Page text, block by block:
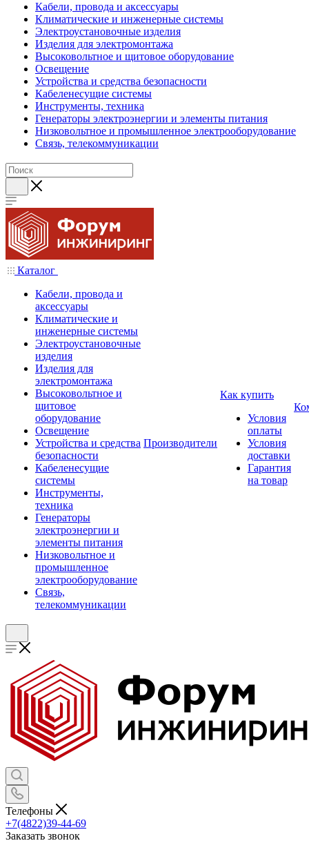
Кабели, провода и аксессуары
Климатические и инженерные системы
Электроустановочные изделия
Изделия для электромонтажа
Высоковольтное и щитовое оборудование
Освещение
Устройства и средства безопасности
Кабеленесущие системы
Инструменты, техника
Генераторы электроэнергии и элементы питания
Низковольтное и промышленное электрооборудование
Связь, телекоммуникации
Каталог
Кабели, провода и
аксессуары
Климатические и
инженерные системы
Электроустановочные
изделия
Изделия для
электромонтажа
Высоковольтное и
щитовое
оборудование
Освещение
Устройства и средства
безопасности
Кабеленесущие
системы
Инструменты,
техника
Генераторы
электроэнергии и
элементы питания
Низковольтное и
промышленное
электрооборудование
Связь,
телекоммуникации
Производители
Как купить
Условия
оплаты
Условия
доставки
Гарантия
на товар
Телефоны
+7(4822)39-44-69
Заказать звонок